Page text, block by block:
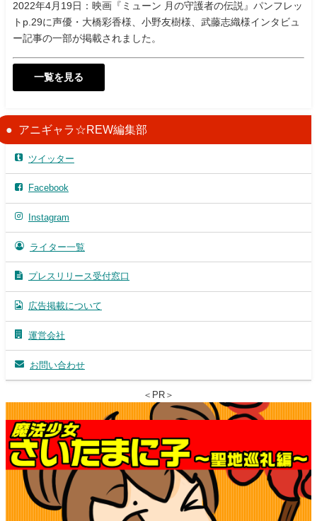
2022年4月19日：映画『ミューン 月の守護者の伝説』パンフレッ
トp.29に声優・大橋彩香様、小野友樹様、武藤志織様インタビュ
ー記事の一部が掲載されました。
一覧を見る
アニギャラ☆REW編集部
ツイッター
Facebook
Instagram
ライター一覧
プレスリリース受付窓口
広告掲載について
運営会社
お問い合わせ
＜PR＞